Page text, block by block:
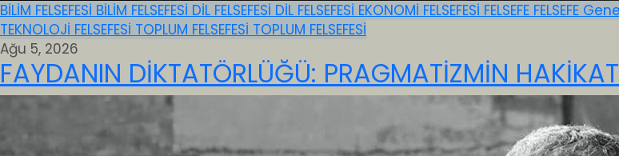
BİLİM FELSEFESİ BİLİM FELSEFESİ DİL FELSEFESİ DİL FELSEFESİ EKONOMİ FELSEFESİ FELSEFE FELSEFE
TEKNOLOJİ FELSEFESİ TOPLUM FELSEFESİ TOPLUM FELSEFESİ
Ağu 5, 2026
FAYDANIN DİKTATÖRLÜĞÜ: PRAGMATİZMİN